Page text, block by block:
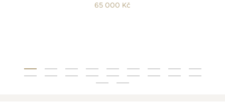
65 000 Kč